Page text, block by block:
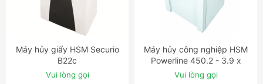
ĐẶT NGAY
Máy hủy giấy HSM Securio
B22c
Vui lòng gọi
ĐẶT NGAY
Máy hủy công nghiệp HSM
Powerline 450.2 - 3.9 x
40mm
Vui lòng gọi